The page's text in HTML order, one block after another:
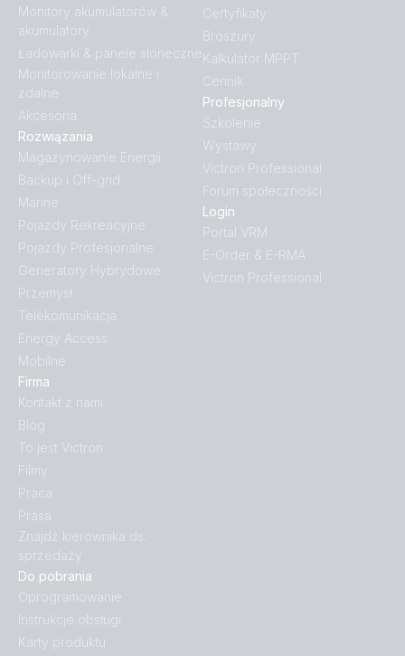
Monitory akumulatorów &
akumulatory
Ładowarki & panele słoneczne
Monitorowanie lokalne i
zdalne
Akcesoria
Do pobrania
Oprogramowanie
Instrukcje obsługi
Karty produktu
Rozwiązania
Magazynowanie Energii
Backup i Off-grid
Marine
Pojazdy Rekreacyjne
Pojazdy Profesjonalne
Generatory Hybrydowe
Przemysł
Telekomunikacja
Energy Access
Mobilne
Firma
Kontakt z nami
Blog
To jest Victron
Filmy
Praca
Prasa
Znajdź kierownika ds.
sprzedaży
Certyfikaty
Broszury
Kalkulator MPPT
Cennik
Profesjonalny
Szkolenie
Wystawy
Victron Professional
Forum społeczności
Login
Portal VRM
E-Order & E-RMA
Victron Professional